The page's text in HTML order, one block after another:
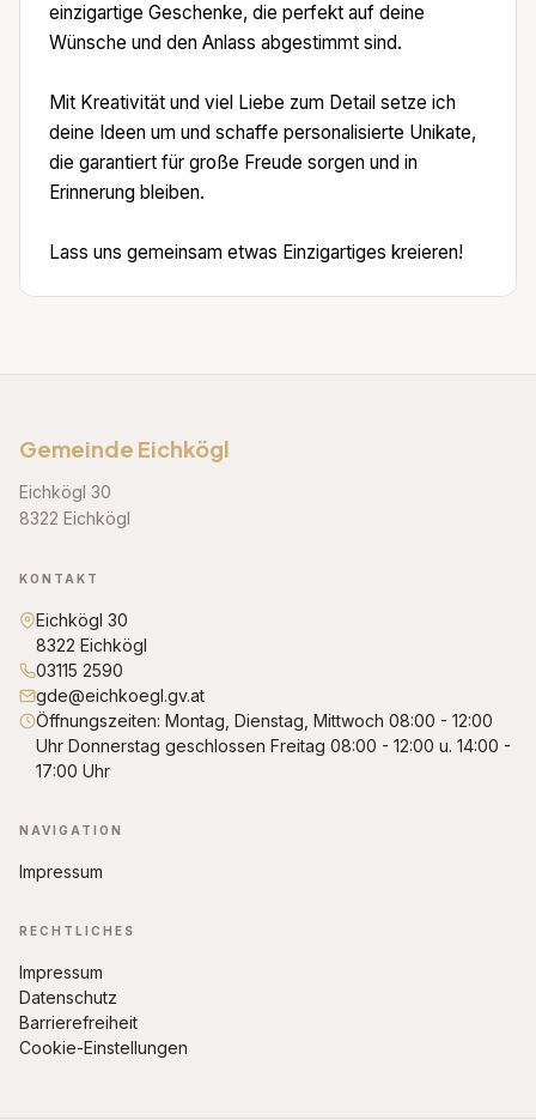
einzigartige Geschenke, die perfekt auf deine
Wünsche und den Anlass abgestimmt sind.
Mit Kreativität und viel Liebe zum Detail setze ich
deine Ideen um und schaffe personalisierte Unikate,
die garantiert für große Freude sorgen und in
Erinnerung bleiben.
Lass uns gemeinsam etwas Einzigartiges kreieren!
Gemeinde Eichkögl
Eichkögl 30
8322 Eichkögl
KONTAKT
Eichkögl 30
8322 Eichkögl
03115 2590
gde@eichkoegl.gv.at
Öffnungszeiten: Montag, Dienstag, Mittwoch 08:00 - 12:00
Uhr Donnerstag geschlossen Freitag 08:00 - 12:00 u. 14:00 -
17:00 Uhr
NAVIGATION
Impressum
RECHTLICHES
Impressum
Datenschutz
Barrierefreiheit
Cookie-Einstellungen